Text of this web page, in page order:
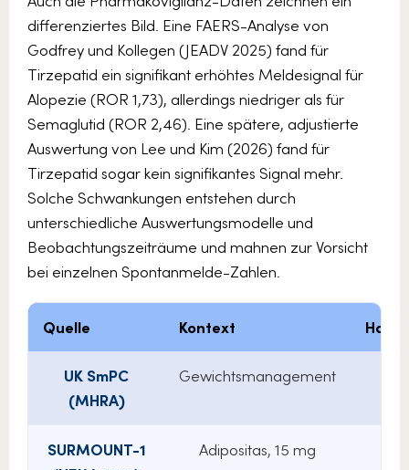
differenziertes Bild. Eine FAERS-Analyse von
Godfrey und Kollegen (JEADV 2025) fand für
Tirzepatid ein signifikant erhöhtes Meldesignal für
Alopezie (ROR 1,73), allerdings niedriger als für
Semaglutid (ROR 2,46). Eine spätere, adjustierte
Auswertung von Lee und Kim (2026) fand für
Tirzepatid sogar kein signifikantes Signal mehr.
Solche Schwankungen entstehen durch
unterschiedliche Auswertungsmodelle und
Beobachtungszeiträume und mahnen zur Vorsicht
bei einzelnen Spontanmelde-Zahlen.
Quelle Kontext
UK SmPC
(MHRA)
Gewichtsmanagement
SURMOUNT-1
Adipositas, 15 mg